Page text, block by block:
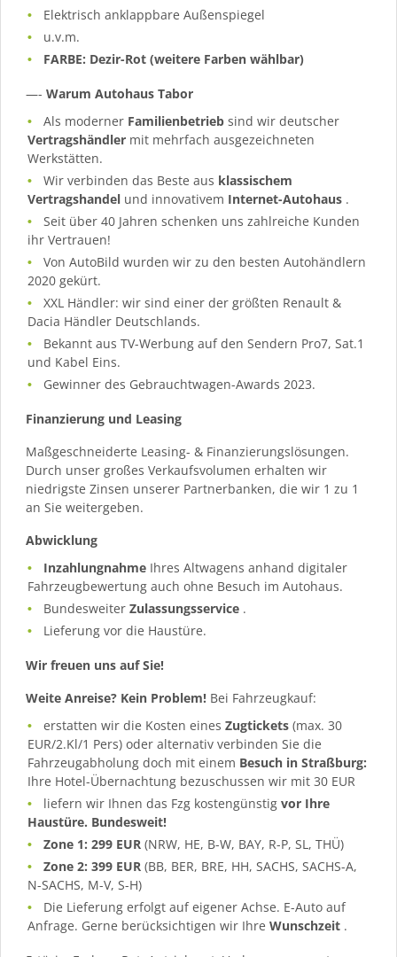
Elektrisch anklappbare Außenspiegel
u.v.m.
FARBE: Dezir-Rot (weitere Farben wählbar)
—- Warum Autohaus Tabor
Als moderner Familienbetrieb sind wir deutscher
Vertragshändler mit mehrfach ausgezeichneten
Werkstätten.
Wir verbinden das Beste aus klassischem
Vertragshandel und innovativem Internet-Autohaus .
Seit über 40 Jahren schenken uns zahlreiche Kunden
ihr Vertrauen!
Von AutoBild wurden wir zu den besten Autohändlern
2020 gekürt.
XXL Händler: wir sind einer der größten Renault &
Dacia Händler Deutschlands.
Bekannt aus TV-Werbung auf den Sendern Pro7, Sat.1
und Kabel Eins.
Gewinner des Gebrauchtwagen-Awards 2023.
Finanzierung und Leasing
Maßgeschneiderte Leasing- & Finanzierungslösungen.
Durch unser großes Verkaufsvolumen erhalten wir
niedrigste Zinsen unserer Partnerbanken, die wir 1 zu 1
an Sie weitergeben.
Abwicklung
Inzahlungnahme Ihres Altwagens anhand digitaler
Fahrzeugbewertung auch ohne Besuch im Autohaus.
BundesweiterZulassungsservice .
Lieferung vor die Haustüre.
Wir freuen uns auf Sie!
Weite Anreise? Kein Problem! Bei Fahrzeugkauf:
erstatten wir die Kosten einesZugtickets (max. 30
EUR/2.Kl/1 Pers) oder alternativ verbinden Sie die
Fahrzeugabholung doch mit einem Besuch in Straßburg:
Ihre Hotel-Übernachtung bezuschussen wir mit 30 EUR
liefern wir Ihnen das Fzg kostengünstigvor Ihre
Haustüre. Bundesweit!
Zone 1: 299 EUR (NRW, HE, B-W, BAY, R-P, SL, THÜ)
Zone 2: 399 EUR (BB, BER, BRE, HH, SACHS, SACHS-A,
N-SACHS, M-V, S-H)
Die Lieferung erfolgt auf eigener Achse. E-Auto auf
Anfrage. Gerne berücksichtigen wir Ihre Wunschzeit .